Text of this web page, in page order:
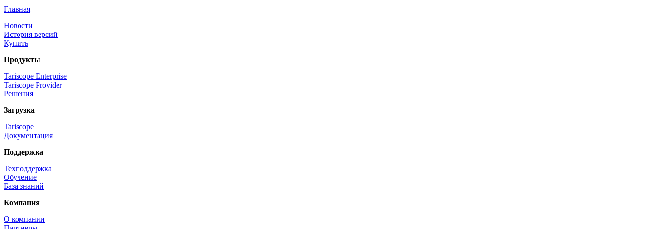
Главная
Новости
История версий
Купить
Продукты
Tariscope Enterprise
Tariscope Provider
Решения
Загрузка
Tariscope
Документация
Поддержка
Техподдержка
Обучение
База знаний
Компания
О компании